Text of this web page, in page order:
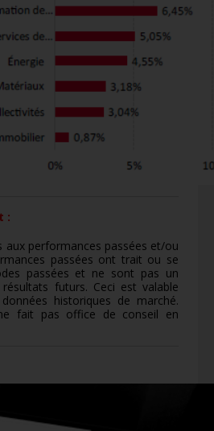
:
aux performances passées et/ou
passées ont trait ou se
passées et ne sont pas un
futurs. Ceci est valable
historiques de marché.
fait pas office de conseil en